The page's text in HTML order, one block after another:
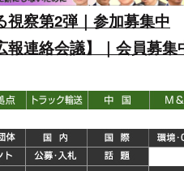
察第2弾｜参加募集中
連絡会議】｜会員募集